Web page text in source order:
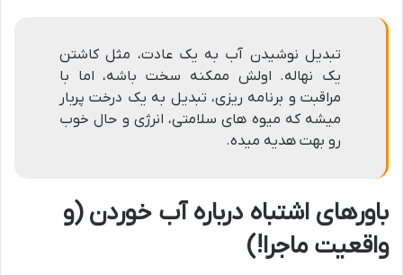
تبدیل نوشیدن آب به یک عادت، مثل کاشتن
یک نهاله. اولش ممکنه سخت باشه، اما با
مراقبت و برنامه ریزی، تبدیل به یک درخت پربار
میشه که میوه های سلامتی، انرژی و حال خوب
رو بهت هدیه میده.
باورهای اشتباه درباره آب خوردن (و
واقعیت ماجرا!)